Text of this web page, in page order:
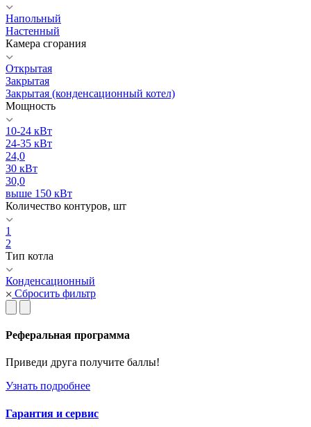
Напольный
Настенный
Камера сгорания
Открытая
Закрытая
Закрытая (конденсационный котел)
Мощность
10-24 кВт
24-35 кВт
24,0
30 кВт
30,0
выше 150 кВт
Количество контуров, шт
1
2
Тип котла
Конденсационный
Сбросить фильтр
Реферальная программа
Приведи друга получите баллы!
Узнать подробнее
Гарантия и сервис